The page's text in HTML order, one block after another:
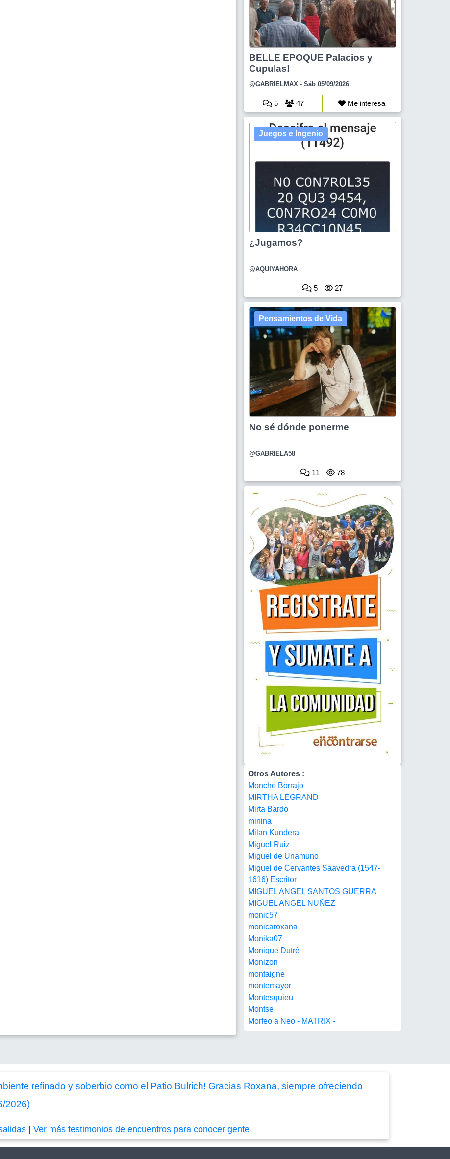
BELLE EPOQUE Palacios y
Cupulas!
@GABRIELMAX - Sáb 05/09/2026
5 47 Me interesa
Juegos e Ingenio
¿Jugamos?
@AQUIYAHORA
5 27
Pensamientos de Vida
No sé dónde ponerme
@GABRIELA58
11 78
Otros Autores :
Moncho Borrajo
MIRTHA LEGRAND
Mirta Bardo
minina
Milan Kundera
Miguel Ruiz
Miguel de Unamuno
Miguel de Cervantes Saavedra (1547-
1616) Escritor
MIGUEL ANGEL SANTOS GUERRA
MIGUEL ANGEL NUÑEZ
monic57
monicaroxana
Monika07
Monique Dutré
Monizon
montaigne
montemayor
Montesquieu
Montse
Morfeo a Neo - MATRIX -
refinado y soberbio como el Patio Bulrich! Gracias Roxana, siempre ofreciendo
2026)
|Ver más testimonios de encuentros para conocer gente